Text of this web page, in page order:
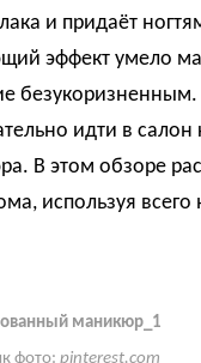
и придаёт
эффект умело
идти в салон
В этом обзоре
используя всего
маникюр_1
фото: pinterest.com